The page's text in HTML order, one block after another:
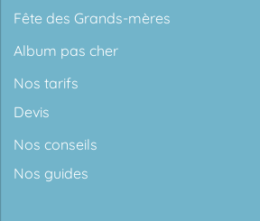
Fête des Grands-mères
Album pas cher
Nos tarifs
Devis
Nos conseils
Nos guides